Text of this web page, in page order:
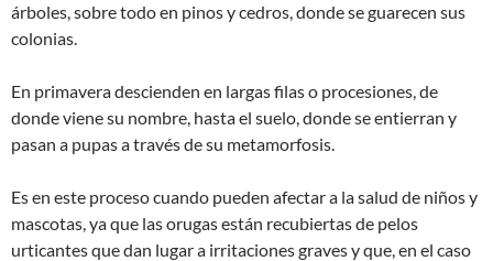
árboles, sobre todo en pinos y cedros, donde se guarecen sus
colonias.
En primavera descienden en largas filas o procesiones, de
donde viene su nombre, hasta el suelo, donde se entierran y
pasan a pupas a través de su metamorfosis.
Es en este proceso cuando pueden afectar a la salud de niños y
mascotas, ya que las orugas están recubiertas de pelos
urticantes que dan lugar a irritaciones graves y que, en el caso